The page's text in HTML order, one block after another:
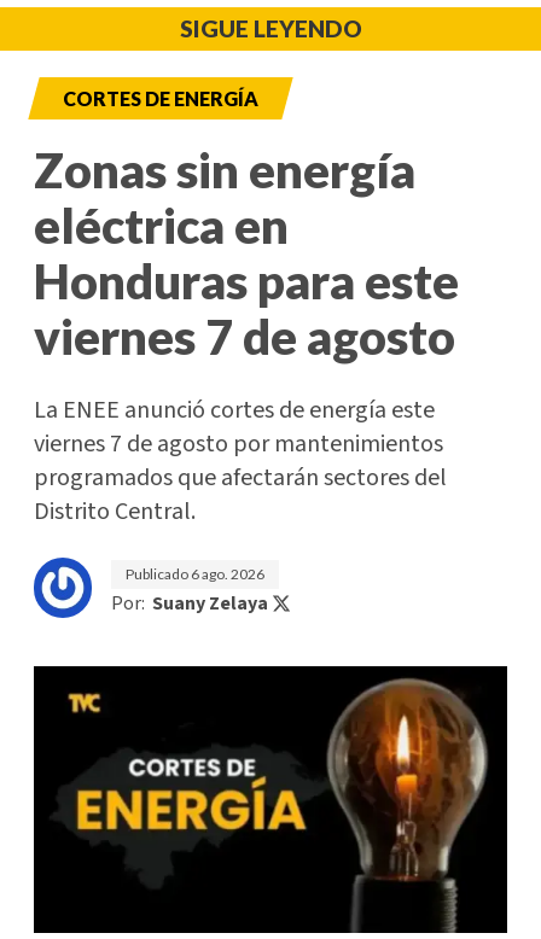
SIGUE LEYENDO
CORTES DE ENERGÍA
Zonas sin energía
eléctrica en
Honduras para este
viernes 7 de agosto
La ENEE anunció cortes de energía este
viernes 7 de agosto por mantenimientos
programados que afectarán sectores del
Distrito Central.
Publicado 6 ago. 2026
Por: Suany Zelaya